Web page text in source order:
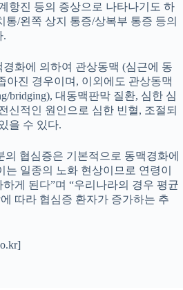
항진 등의 증상으로 나타나기도 하
통/왼쪽 상지 통증/상복부 통증 등의
.
화에 의하여 관상동맥 (심근에 동
아진 경우이며, 이외에도 관상동맥
bridging), 대동맥판막 질환, 심한 심
신적인 원인으로 심한 빈혈, 조절되
을 수 있다.
의 협심증은 기본적으로 동맥경화에
일종의 노화 현상이므로 연령이
게 된다”며 “우리나라의 경우 평균
따라 협심증 환자가 증가하는 추